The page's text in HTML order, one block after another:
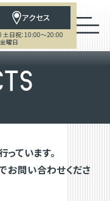
アクセス
土日祝：10:00～20:00
曜日
TS
ています。
お問い合わせくださ